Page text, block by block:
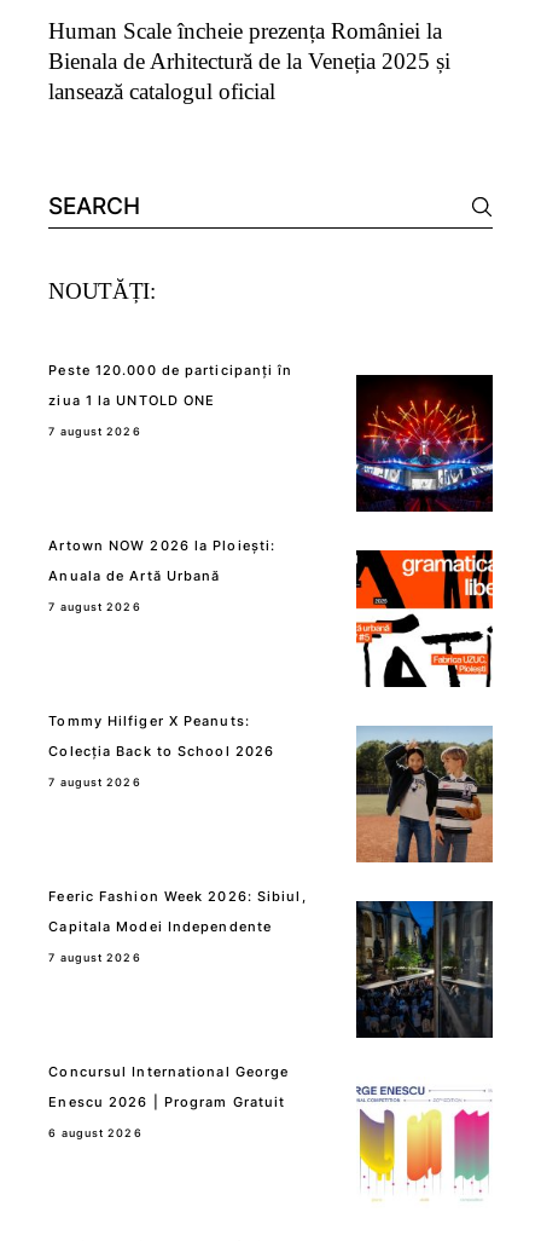
Human Scale încheie prezența României la
Bienala de Arhitectură de la Veneția 2025 și
lansează catalogul oficial
Search
for:
NOUTĂȚI:
Peste 120.000 de participanți în
ziua 1 la UNTOLD ONE
7 august 2026
Artown NOW 2026 la Ploiești:
Anuala de Artă Urbană
7 august 2026
Tommy Hilfiger X Peanuts:
Colecția Back to School 2026
7 august 2026
Feeric Fashion Week 2026: Sibiul,
Capitala Modei Independente
7 august 2026
Concursul International George
Enescu 2026 | Program Gratuit
6 august 2026